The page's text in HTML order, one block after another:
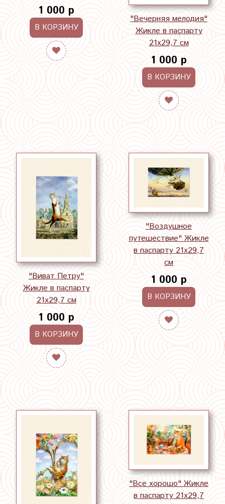
1 000 р
В КОРЗИНУ
"Вечерняя мелодия"
Жикле в паспарту
21х29,7 см
1 000 р
В КОРЗИНУ
"Виват Петру"
Жикле в паспарту
21х29,7 см
1 000 р
В КОРЗИНУ
"Воздушное
путешествие" Жикле
в паспарту 21х29,7
см
1 000 р
В КОРЗИНУ
"Все хорошо" Жикле
в паспарту 21х29,7